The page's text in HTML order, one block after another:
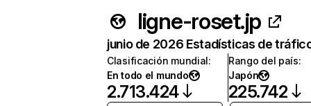
ligne-roset.jp
junio de 2026 Estadísticas de
Clasificación mundial:
En todo el mundo
2.713.424
Rango del país:
Japón
225.742